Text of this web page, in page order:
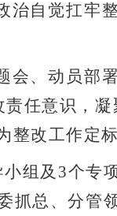
治自觉扛牢
会、动员部
任意识，凝
整改工作定标
组及 3个专
抓总、分管